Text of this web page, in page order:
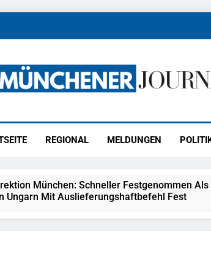
REGIONAL MELDUNGEN
München: Schneller Festgenommen
Ungarn Mit Auslieferungshaftbefehl Fest